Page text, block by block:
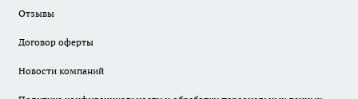
Отзывы
Договор оферты
Новости компаний